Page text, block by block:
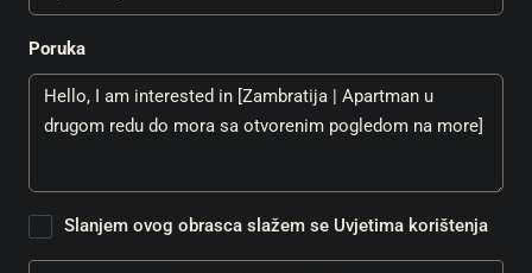
Poruka
Slanjem ovog obrasca slažem se Uvjetima korištenja